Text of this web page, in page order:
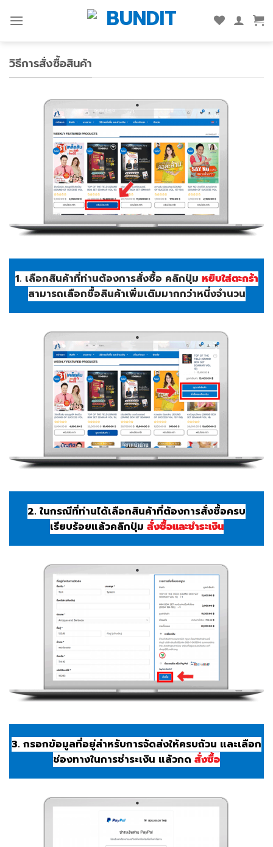
content
วิธีการสั่งซื้อสินค้า
1. เลือกสินค้าที่ท่านต้องการสั่งซื้อ คลิกปุ่ม หยิบใส่ตะกร้า
สามารถเลือกซื้อสินค้าเพิ่มเติมมากกว่าหนึ่งจำนวน
2. ในกรณีที่ท่านได้เลือกสินค้าที่ต้องการสั่งซื้อครบ
เรียบร้อยแล้วคลิกปุ่ม สั่งซื้อและชำระเงิน
3. กรอกข้อมูลที่อยู่สำหรับการจัดส่งให้ครบถ้วน และเลือก
ช่องทางในการชำระเงิน แล้วกด สั่งซื้อ